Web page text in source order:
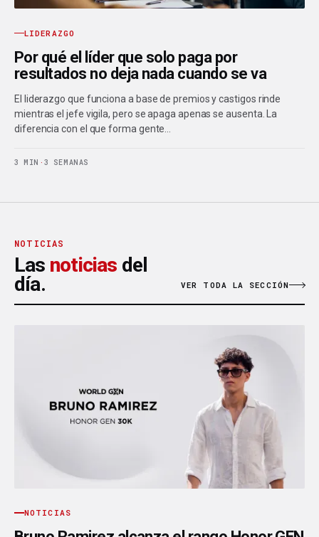
LIDERAZGO
Por qué el líder que solo paga por
resultados no deja nada cuando se va
El liderazgo que funciona a base de premios y castigos rinde
mientras el jefe vigila, pero se apaga apenas se ausenta. La
diferencia con el que forma gente…
3 MIN · 3 SEMANAS
NOTICIAS
Las noticias del
día.
VER TODA LA SECCIÓN
NOTICIAS